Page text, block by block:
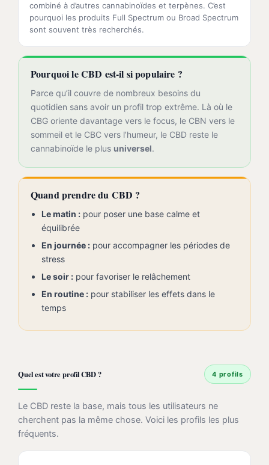
combiné à d’autres cannabinoïdes et terpènes. C’est
pourquoi les produits Full Spectrum ou Broad Spectrum
sont souvent très recherchés.
Pourquoi le CBD est-il si populaire ?
Parce qu’il couvre de nombreux besoins du
quotidien sans avoir un profil trop extrême. Là où le
CBG oriente davantage vers le focus, le CBN vers le
sommeil et le CBC vers l’humeur, le CBD reste le
cannabinoïde le plus universel.
Quand prendre du CBD ?
Le matin : pour poser une base calme et
équilibrée
En journée : pour accompagner les périodes de
stress
Le soir : pour favoriser le relâchement
En routine : pour stabiliser les effets dans le
temps
Quel est votre profil CBD ? 4 profils
Le CBD reste la base, mais tous les utilisateurs ne
cherchent pas la même chose. Voici les profils les plus
fréquents.